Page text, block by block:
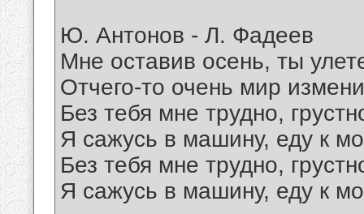
Ю. Антонов - Л. Фадеев
Мне оставив осень, ты
Отчего-то очень мир
Без тебя мне трудно,
Я сажусь в машину, еду к
Без тебя мне трудно,
Я сажусь в машину, еду к